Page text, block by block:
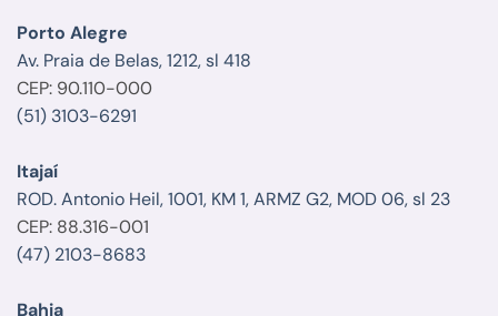
Porto Alegre
Av. Praia de Belas, 1212, sl 418
CEP: 90.110-000
(51) 3103-6291
Itajaí
ROD. Antonio Heil, 1001, KM 1, ARMZ G2, MOD 06, sl 23
CEP: 88.316-001
(47) 2103-8683
Bahia